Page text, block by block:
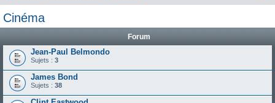
Cinéma
Forum
Jean-Paul Belmondo
Sujets : 3
James Bond
Sujets : 38